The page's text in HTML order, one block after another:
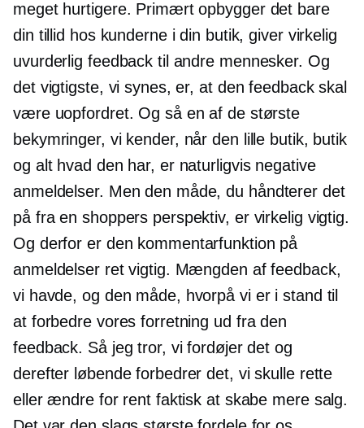
meget hurtigere. Primært opbygger det bare
din tillid hos kunderne i din butik, giver virkelig
uvurderlig feedback til andre mennesker. Og
det vigtigste, vi synes, er, at den feedback skal
være uopfordret. Og så en af ​​de største
bekymringer, vi kender, når den lille butik, butik
og alt hvad den har, er naturligvis negative
anmeldelser. Men den måde, du håndterer det
på fra en shoppers perspektiv, er virkelig vigtig.
Og derfor er den kommentarfunktion på
anmeldelser ret vigtig. Mængden af ​​feedback,
vi havde, og den måde, hvorpå vi er i stand til
at forbedre vores forretning ud fra den
feedback. Så jeg tror, ​​vi fordøjer det og
derefter løbende forbedrer det, vi skulle rette
eller ændre for rent faktisk at skabe mere salg.